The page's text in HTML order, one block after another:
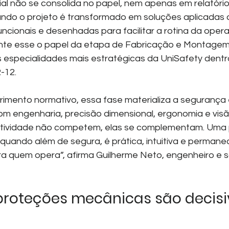
não se consolida no papel, nem apenas em
o projeto é transformado em soluções aplicadas
e desenhadas para facilitar a rotina da
esse o papel da etapa de Fabricação e
especialidades mais estratégicas da UniSafety
12.
normativo, essa fase materializa a
engenharia, precisão dimensional, ergonomia e
não competem, elas se complementam.
além de segura, é prática, intuitiva e
quem opera”, afirma Guilherme Neto, engenheiro e
mecânicas são